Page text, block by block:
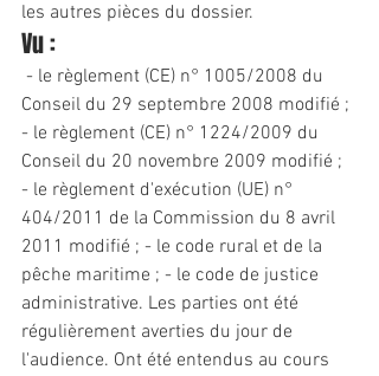
les autres pièces du dossier.
Vu :
Conseil du 29 septembre 2008 modifié ;
- le règlement (CE) n° 1224/2009 du
Conseil du 20 novembre 2009 modifié ;
- le règlement d'exécution (UE) n°
404/2011 de la Commission du 8 avril
2011 modifié ; - le code rural et de la
pêche maritime ; - le code de justice
administrative. Les parties ont été
régulièrement averties du jour de
l'audience. Ont été entendus au cours